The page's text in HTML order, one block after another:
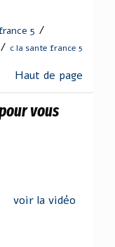
5 /
/ c la sante france 5
Haut de page
vous
voir la vidéo